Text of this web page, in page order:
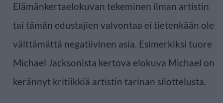
Elämänkertaelokuvan tekeminen ilman artistin
tai tämän edustajien valvontaa ei tietenkään ole
välttämättä negatiivinen asia. Esimerkiksi tuore
Michael Jacksonista kertova elokuva Michael on
kerännyt kritiikkiä artistin tarinan silottelusta.